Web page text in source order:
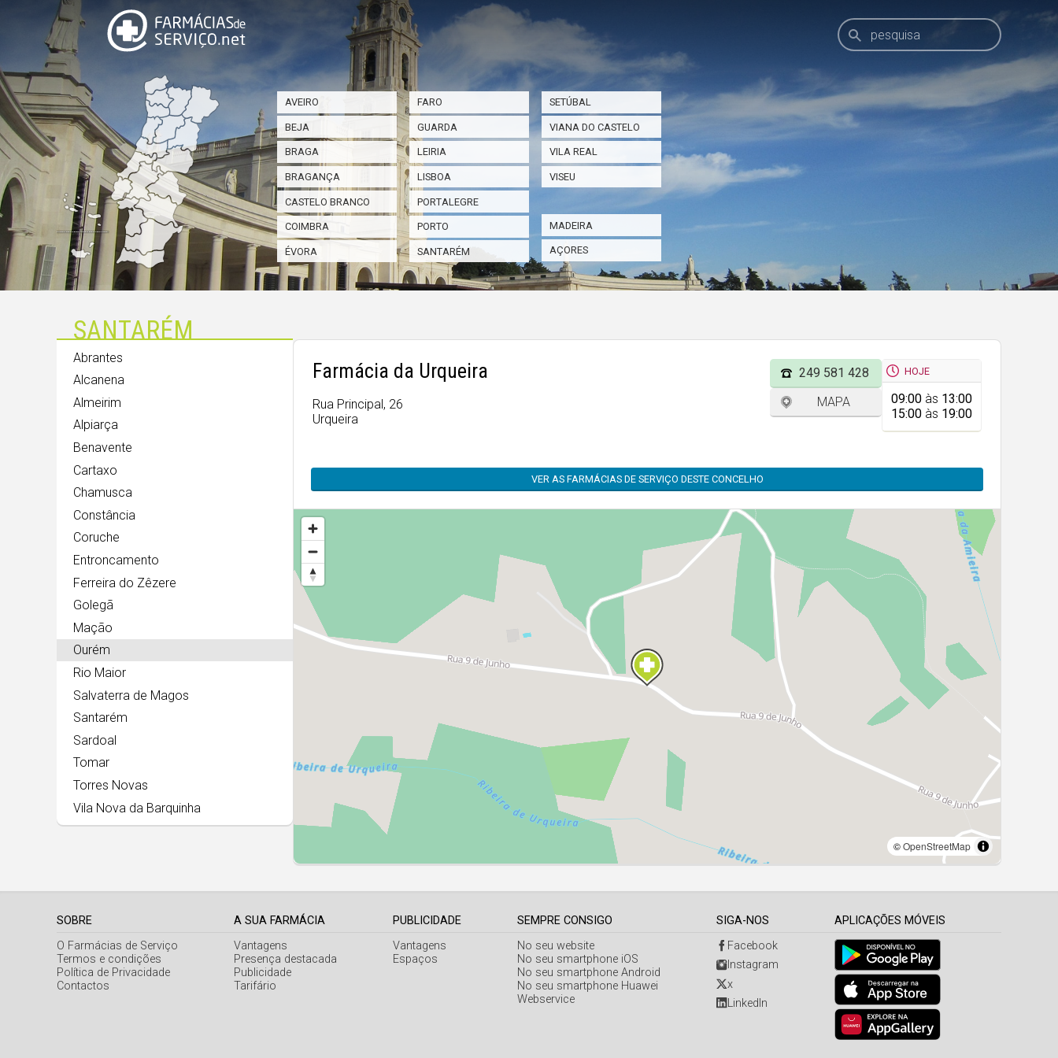
AVEIRO
BEJA
BRAGA
BRAGANÇA
CASTELO BRANCO
COIMBRA
ÉVORA
FARO
GUARDA
LEIRIA
LISBOA
PORTALEGRE
PORTO
SANTARÉM
SETÚBAL
VIANA DO CASTELO
VILA REAL
VISEU
MADEIRA
AÇORES
SANTARÉM
Abrantes
Alcanena
Almeirim
Alpiarça
Benavente
Cartaxo
Chamusca
Constância
Coruche
Entroncamento
Ferreira do Zêzere
Golegã
Mação
Ourém
Rio Maior
Salvaterra de Magos
Santarém
Sardoal
Tomar
Torres Novas
Vila Nova da Barquinha
Farmácia da Urqueira
Rua Principal, 26
Urqueira
249 581 428
MAPA
HOJE
09:00às 13:00
15:00às 19:00
VER AS FARMÁCIAS DE SERVIÇO DESTE CONCELHO
SOBRE
O Farmácias de Serviço
Termos e condições
Política de Privacidade
Contactos
A SUA FARMÁCIA
Vantagens
Presença destacada
Publicidade
Tarifário
PUBLICIDADE
Vantagens
Espaços
SEMPRE CONSIGO
No seu website
No seu smartphone iOS
No seu smartphone Android
No seu smartphone Huawei
Webservice
SIGA-NOS
Facebook
Instagram
x
LinkedIn
APLICAÇÕES MÓVEIS